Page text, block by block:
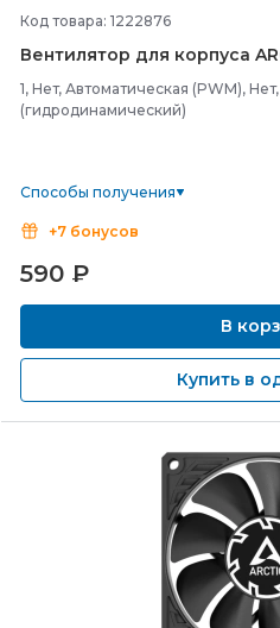
Код товара: 1222876
Вентилятор для корпуса
1, Нет, Автоматическая (PWM),
(гидродинамический)
Способы получения
+7 бонусов
590 ₽
В
Купить в